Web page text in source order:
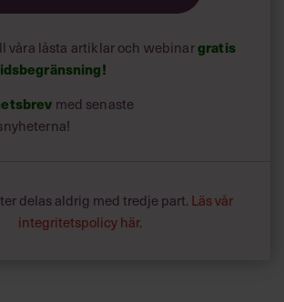
våra låsta artiklar och webinargratis
med senaste
delas aldrig med tredje part. Läs vår
integritetspolicy här.